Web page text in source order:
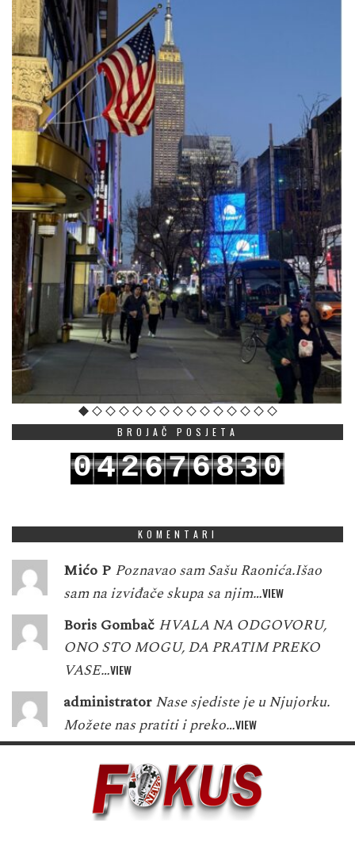
BROJAČ POSJETA
042676830
KOMENTARI
Mićo P Poznavao sam Sašu Raonića.Išao
sam na izviđače skupa sa njim…VIEW
Boris Gombač HVALA NA ODGOVORU,
ONO STO MOGU, DA PRATIM PREKO
VASE…VIEW
administrator Nase sjediste je u Njujorku.
Možete nas pratiti i preko…VIEW